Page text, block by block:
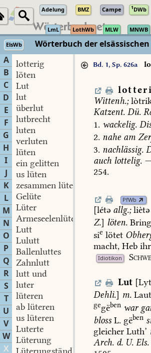
Adelung BMZ Campe 1DWb
LmL LothWb MLW MNWB
ElsWb
Wörterbuch der
A
B
C
D
E
F
G
H
I
J
K
L
M
N
O
P
Q
R
S
T
U
V
W
X
lotterig
löten
Lut
lut
überlut
lutbrecht
luten
verluten
lüten
ein gelitten
us lüten
zesammen lüten
Gelüte
Lüter
Armeseelenlüter
Lutt
Lulutt
Ballenluttes
Zahnlutt
lutt und
luter
lüteren
ab lüteren
us lüteren
Luterte
Lüterung
Bd. 1, Sp. 626a
Wittenh.;
Katzent. Dü.
1. wackelig.
2. nahe am
3. nachlässig.
auch lottelig.
254.
PfWb
[létə allg.;liètə
Z.] löten. Bring
sie lötet
macht, Heb
Idiotikon
Lut [Lyt
Dehli.] m.
gegëben war
bloss L. gëben
gleicher Luth’
Arch. d. U. Els.